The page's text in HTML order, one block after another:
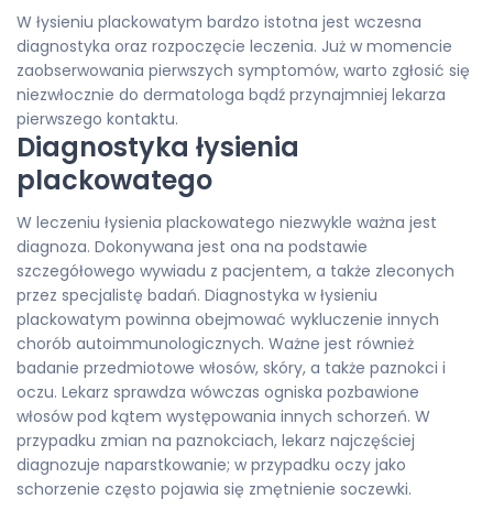
W łysieniu plackowatym bardzo istotna jest wczesna
diagnostyka oraz rozpoczęcie leczenia. Już w momencie
zaobserwowania pierwszych symptomów, warto zgłosić się
niezwłocznie do dermatologa bądź przynajmniej lekarza
pierwszego kontaktu.
Diagnostyka łysienia
plackowatego
W leczeniu łysienia plackowatego niezwykle ważna jest
diagnoza. Dokonywana jest ona na podstawie
szczegółowego wywiadu z pacjentem, a także zleconych
przez specjalistę badań. Diagnostyka w łysieniu
plackowatym powinna obejmować wykluczenie innych
chorób autoimmunologicznych. Ważne jest również
badanie przedmiotowe włosów, skóry, a także paznokci i
oczu. Lekarz sprawdza wówczas ogniska pozbawione
włosów pod kątem występowania innych schorzeń. W
przypadku zmian na paznokciach, lekarz najczęściej
diagnozuje naparstkowanie; w przypadku oczy jako
schorzenie często pojawia się zmętnienie soczewki.